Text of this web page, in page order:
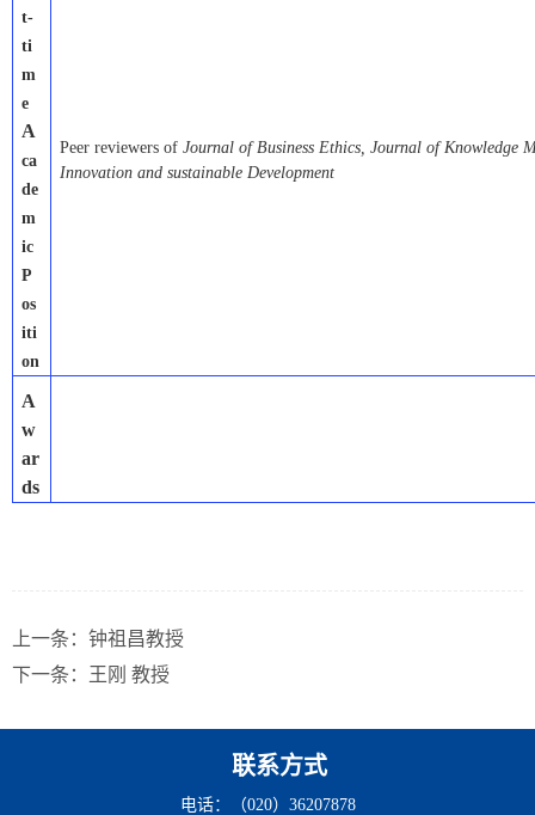
t-
ti
m
e
A
ca
de
m
ic
P
os
iti
on
Peer reviewers of Journal of Business Ethics, Journal of Knowledge
Innovation and sustainable Development
A
w
ar
ds
上一条： 钟祖昌教授
下一条：
王刚 教授
联系方式
电话：（020）36207878